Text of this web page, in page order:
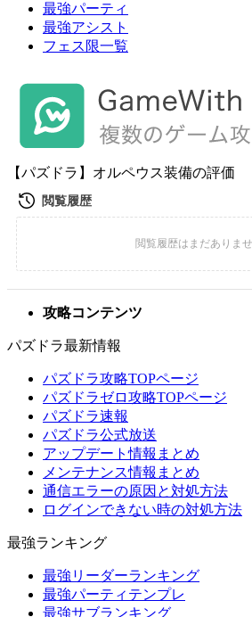
最強パーティ
最強アシスト
フェス限一覧
【パズドラ】オルペウス装備の評価
攻略コンテンツ
パズドラ最新情報
パズドラ攻略TOPページ
パズドラゼロ攻略TOPページ
パズドラ速報
パズドラ公式放送
アップデート情報まとめ
メンテナンス情報まとめ
通信エラーの原因と対処方法
ログインできない時の対処方法
最強ランキング
最強リーダーランキング
最強パーティテンプレ
最強サブランキング